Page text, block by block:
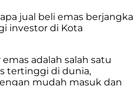
jual beli emas berjangka
investor di Kota
adalah salah satu
tertinggi di dunia,
mudah masuk dan